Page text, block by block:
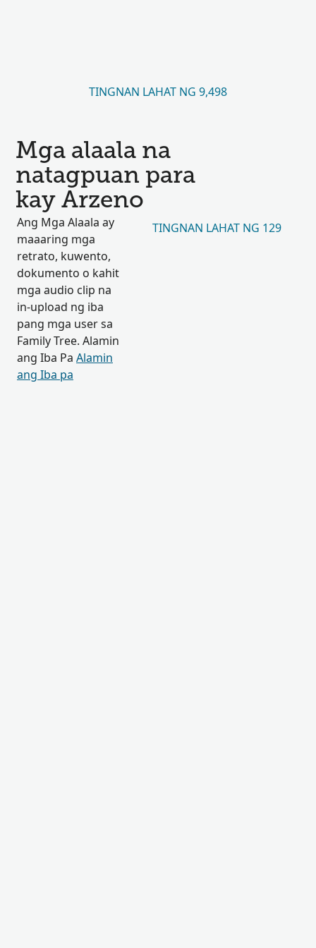
TINGNAN LAHAT NG 9,498
Mga alaala na
natagpuan para
kay Arzeno
Ang Mga Alaala ay
maaaring mga
retrato, kuwento,
dokumento o kahit
mga audio clip na
in-upload ng iba
pang mga user sa
Family Tree. Alamin
ang Iba Pa Alamin
ang Iba pa
TINGNAN LAHAT NG 129